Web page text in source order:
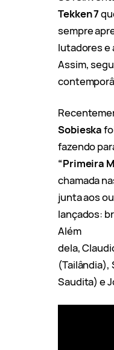
Tekken 7
sempre
lutadores e
Assim,
Sobieska
fazendo
“Primeira
chamada
junta aos
lançados:
Além
dela,
(Tailândia),
Saudita) e